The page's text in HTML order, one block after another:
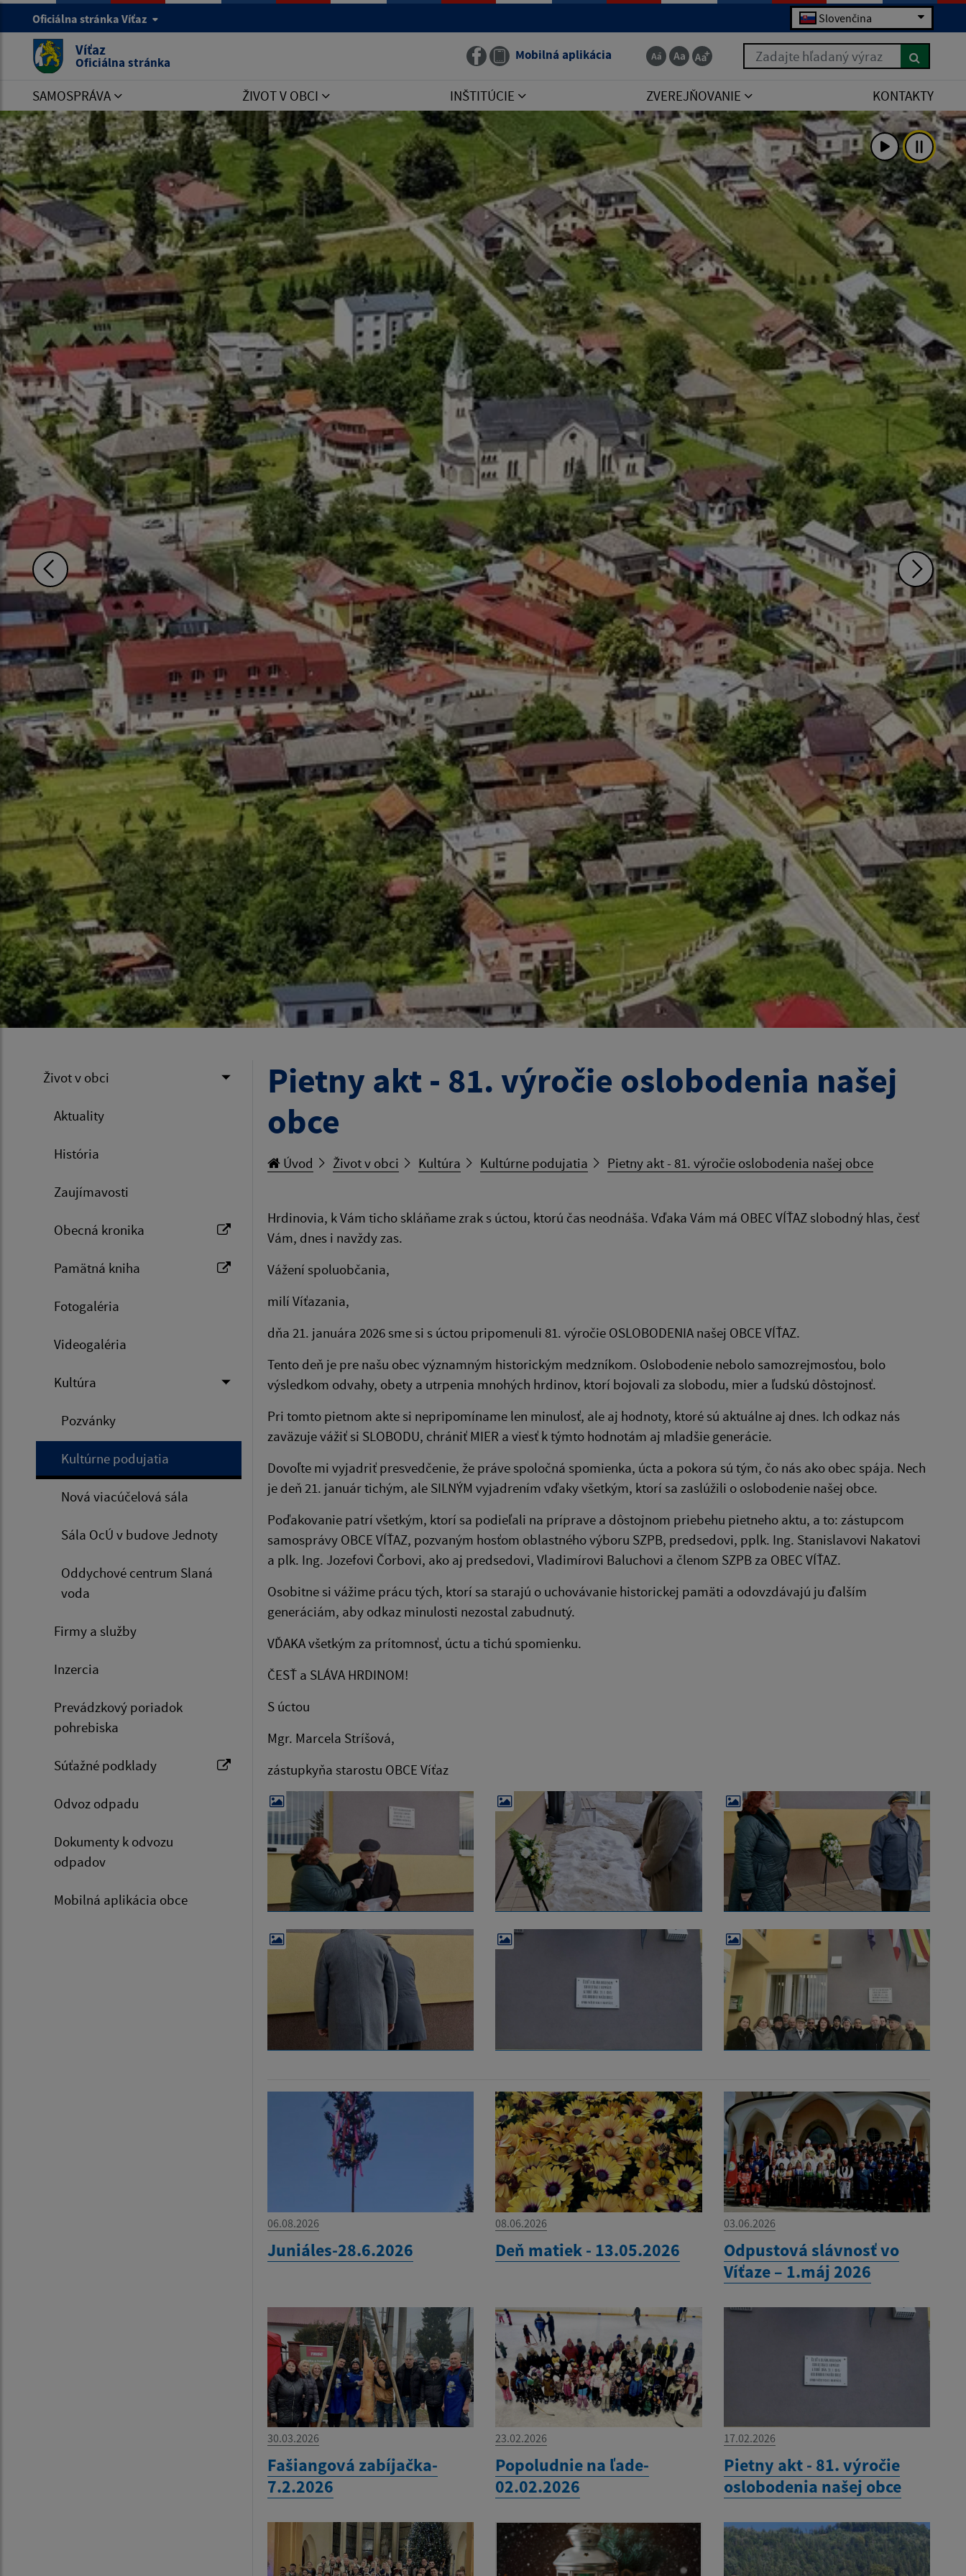
Oficiálna stránka Víťaz Slovenčina
Víťaz
Oficiálna stránka Mobilná aplikácia Zadajte hľadaný výraz
SAMOSPRÁVA ŽIVOT V OBCI INŠTITÚCIE ZVEREJŇOVANIE KONTAKTY
Život v obci
Aktuality
História
Zaujímavosti
Obecná kronika
Pamätná kniha
Fotogaléria
Videogaléria
Kultúra
Pozvánky
Kultúrne podujatia
Nová viacúčelová sála
Sála OcÚ v budove Jednoty
Oddychové centrum Slaná
voda
Firmy a služby
Inzercia
Prevádzkový poriadok
pohrebiska
Súťažné podklady
Odvoz odpadu
Dokumenty k odvozu
odpadov
Mobilná aplikácia obce
Pietny akt - 81. výročie oslobodenia našej
obce
Úvod Život v obci Kultúra Kultúrne podujatia Pietny akt - 81. výročie oslobodenia našej obce
Hrdinovia, k Vám ticho skláňame zrak s úctou, ktorú čas neodnáša. Vďaka Vám má OBEC VÍŤAZ slobodný hlas, česť
Vám, dnes i navždy zas.
Vážení spoluobčania,
milí Víťazania,
dňa 21. januára 2026 sme si s úctou pripomenuli 81. výročie OSLOBODENIA našej OBCE VÍŤAZ.
Tento deň je pre našu obec významným historickým medzníkom. Oslobodenie nebolo samozrejmosťou, bolo
výsledkom odvahy, obety a utrpenia mnohých hrdinov, ktorí bojovali za slobodu, mier a ľudskú dôstojnosť.
Pri tomto pietnom akte si nepripomíname len minulosť, ale aj hodnoty, ktoré sú aktuálne aj dnes. Ich odkaz nás
zaväzuje vážiť si SLOBODU, chrániť MIER a viesť k týmto hodnotám aj mladšie generácie.
Dovoľte mi vyjadriť presvedčenie, že práve spoločná spomienka, úcta a pokora sú tým, čo nás ako obec spája. Nech
je deň 21. január tichým, ale SILNÝM vyjadrením vďaky všetkým, ktorí sa zaslúžili o oslobodenie našej obce.
Poďakovanie patrí všetkým, ktorí sa podieľali na príprave a dôstojnom priebehu pietneho aktu, a to: zástupcom
samosprávy OBCE VÍŤAZ, pozvaným hosťom oblastného výboru SZPB, predsedovi, pplk. Ing. Stanislavovi Nakatovi
a plk. Ing. Jozefovi Čorbovi, ako aj predsedovi, Vladimírovi Baluchovi a členom SZPB za OBEC VÍŤAZ.
Osobitne si vážime prácu tých, ktorí sa starajú o uchovávanie historickej pamäti a odovzdávajú ju ďalším
generáciám, aby odkaz minulosti nezostal zabudnutý.
VĎAKA všetkým za prítomnosť, úctu a tichú spomienku.
ČESŤ a SLÁVA HRDINOM!
S úctou
Mgr. Marcela Stríšová,
zástupkyňa starostu OBCE Víťaz
06.08.2026
Juniáles-28.6.2026
08.06.2026
Deň matiek - 13.05.2026
03.06.2026
Odpustová slávnosť vo
Víťaze – 1.máj 2026
30.03.2026
Fašiangová zabíjačka-
7.2.2026
23.02.2026
Popoludnie na ľade-
02.02.2026
17.02.2026
Pietny akt - 81. výročie
oslobodenia našej obce